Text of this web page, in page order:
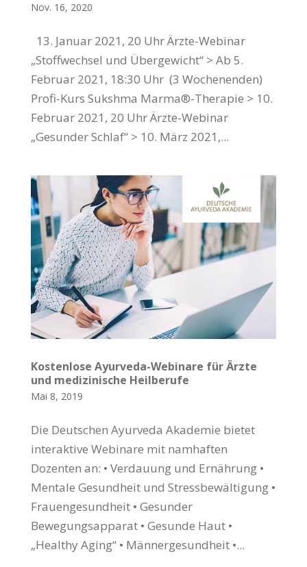
Nov. 16, 2020
13. Januar 2021, 20 Uhr Ärzte-Webinar
„Stoffwechsel und Übergewicht“ > Ab 5.
Februar 2021, 18:30 Uhr (3 Wochenenden)
Profi-Kurs Sukshma Marma®-Therapie > 10.
Februar 2021, 20 Uhr Ärzte-Webinar
„Gesunder Schlaf“ > 10. März 2021,...
Kostenlose Ayurveda-Webinare für Ärzte
und medizinische Heilberufe
Mai 8, 2019
Die Deutschen Ayurveda Akademie bietet
interaktive Webinare mit namhaften
Dozenten an: • Verdauung und Ernährung •
Mentale Gesundheit und Stressbewältigung •
Frauengesundheit • Gesunder
Bewegungsapparat • Gesunde Haut •
„Healthy Aging“ • Männergesundheit •...